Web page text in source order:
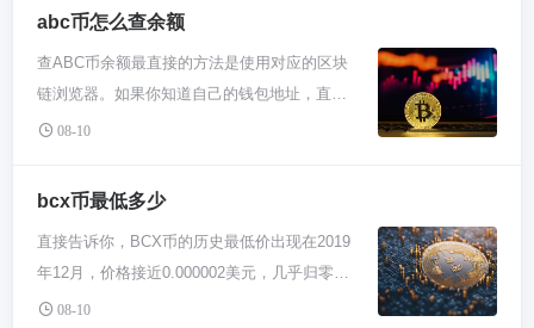
费等细节的了解。 你得先登录你的Bittrex账
号，确保要卖的那个币在你钱包里有余额。然
后去交易市场，大部分操作在网页或App的“交
易”界面完成。直接在搜索框里输入你想卖的
的交易对。这个界面通常一边是买盘一边是卖
线吓到，你只需要关注卖出区域。 卖出一般有
两种方式：市价卖出和限价卖出。市价卖就是
马上出手，系统会按当前市场上最优的价格帮
abc币怎么查余额
查ABC币余额最直接的方法是使用对应的区块
链浏览器。如果你知道自己的钱包地址，直接
把它复制到ABC币所属公链的区块链浏览器搜
所或钱包APP查看余额会更方便，登录账户就
能看到，但前提是你的币存在那里。 咱们先唠
唠区块链浏览器这事儿，它就像币圈的“公开账
本”。不管你是哪种ABC币，只要是正经的公链
08-10
bcx币最低多少
直接告诉你，BCX币的历史最低价出现在2019
年12月，价格接近0.000002美元，几乎归零。
这种早期极低价格是特定市场环境下的产物，
08-10